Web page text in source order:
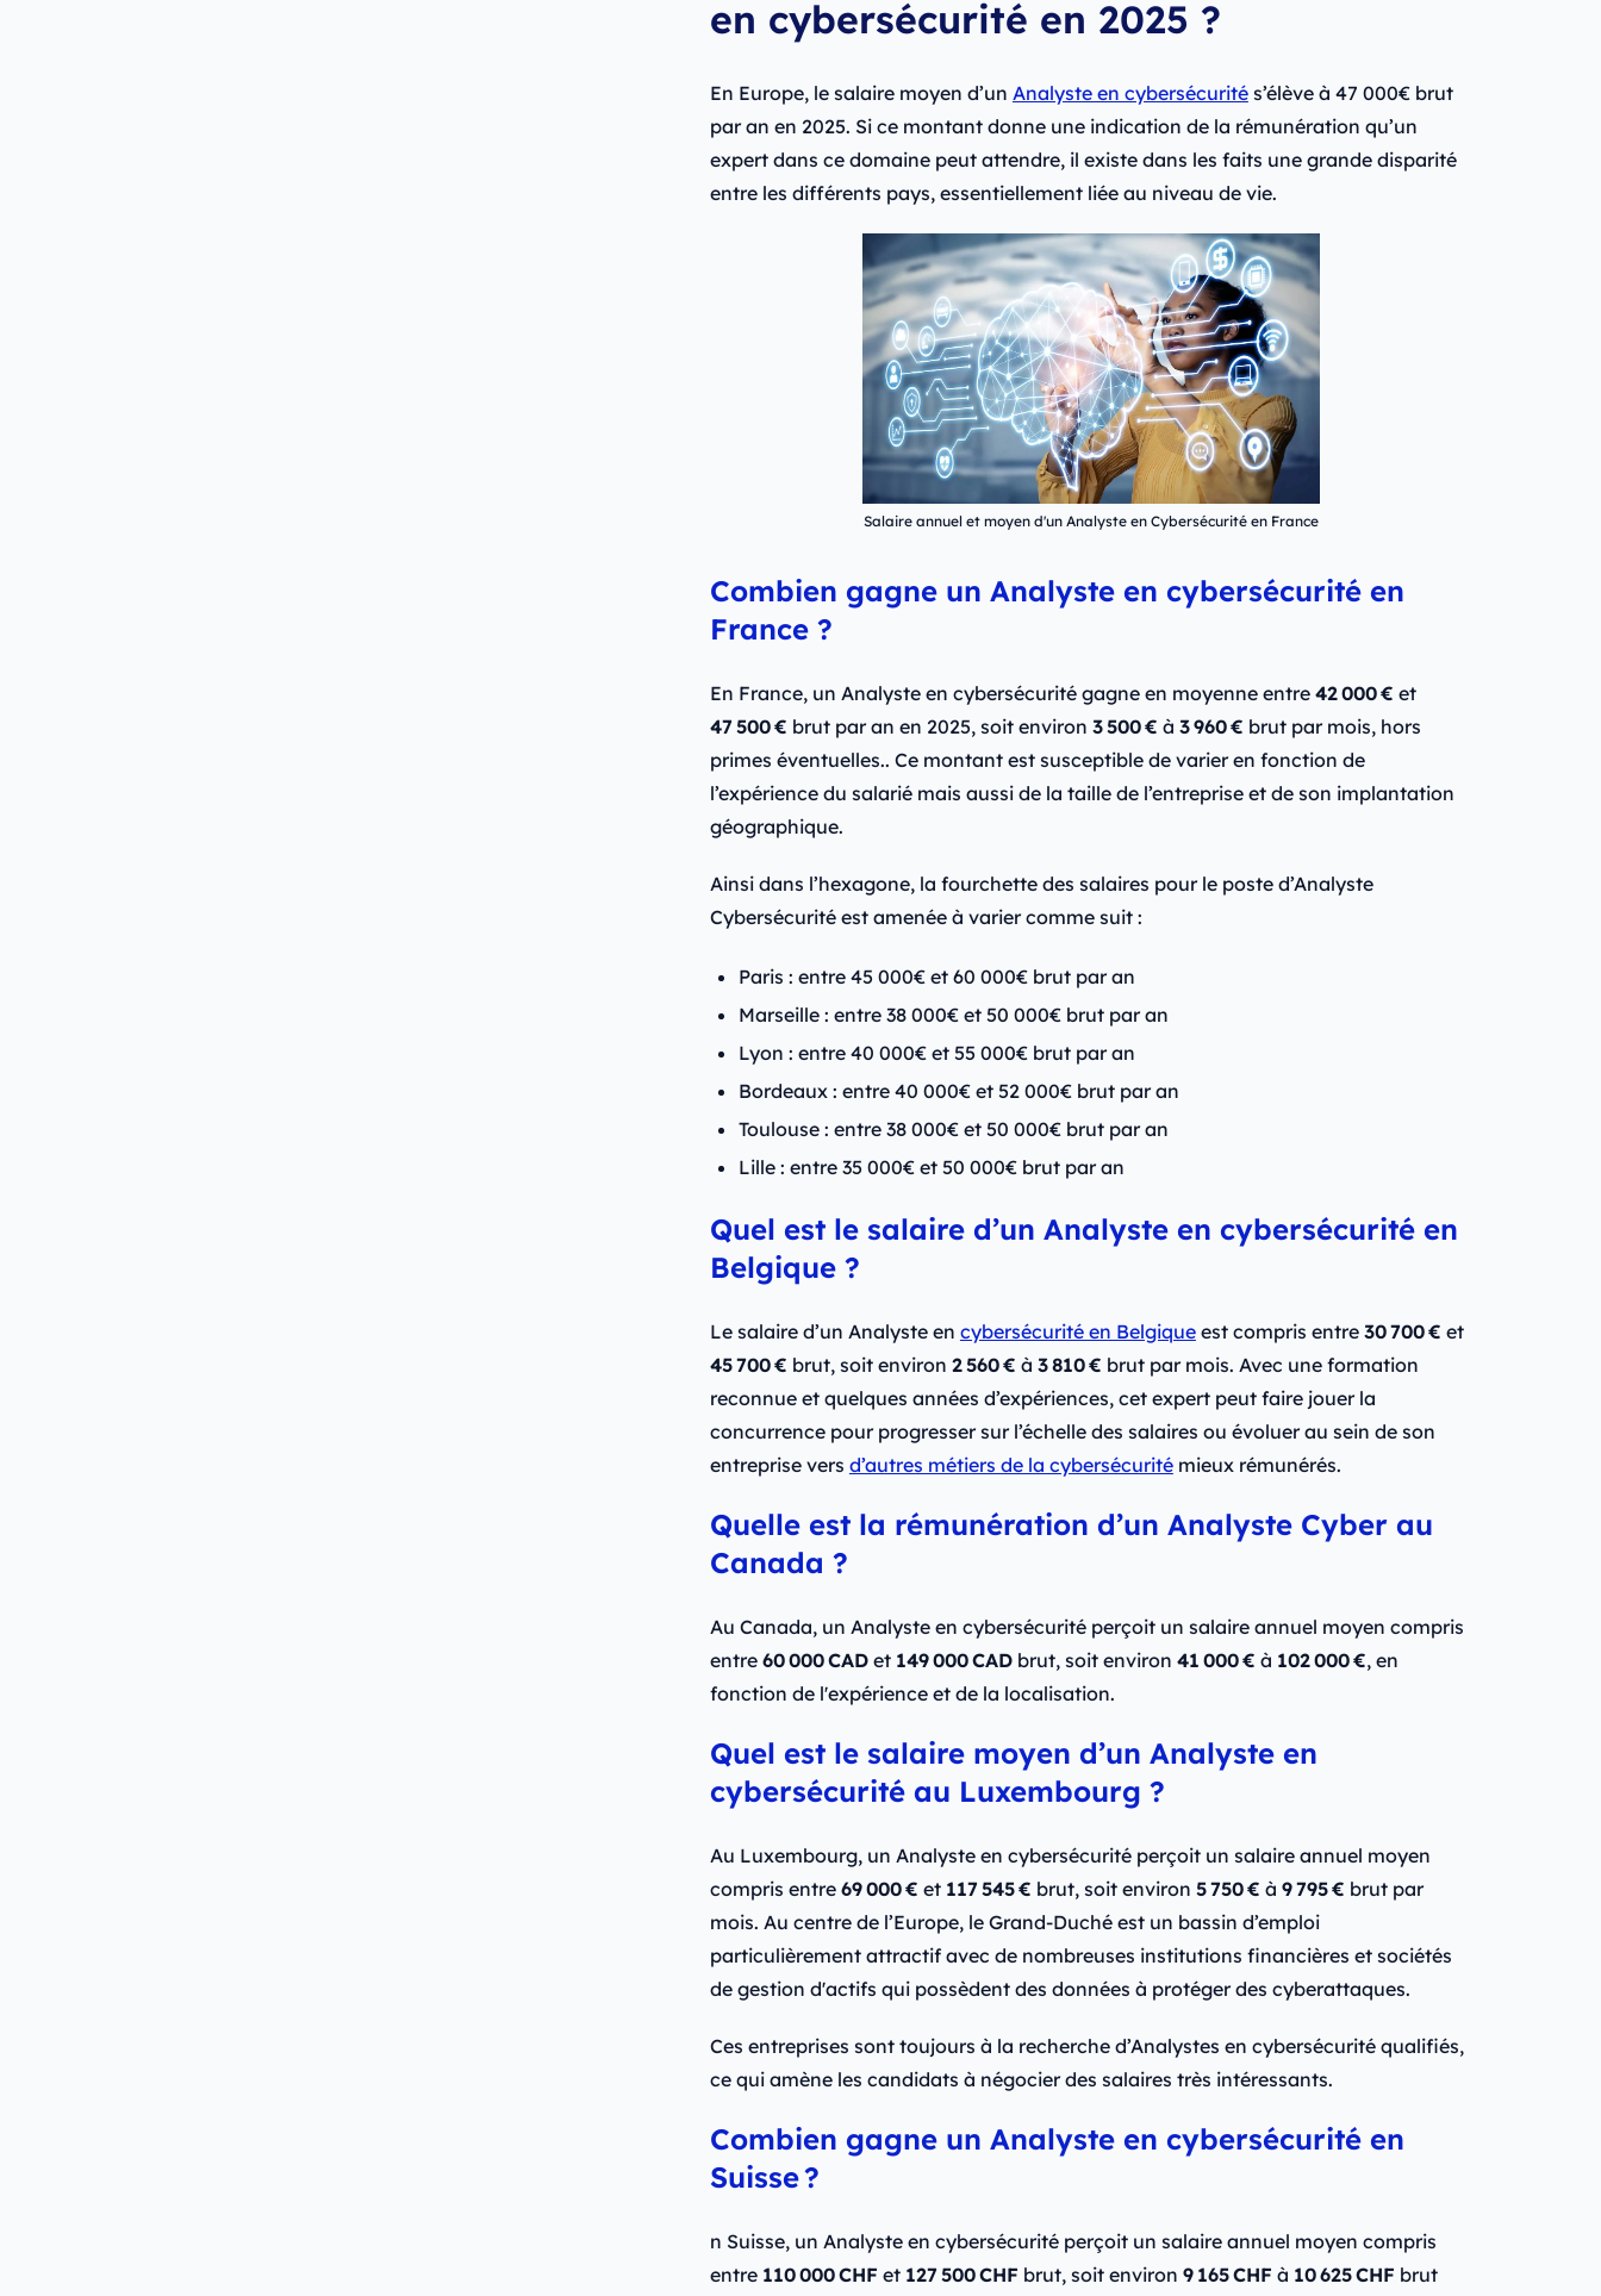
en cybersécurité en 2025 ?
En Europe, le salaire moyen d’un Analyste en cybersécurités’élève à 47 000€ brut
par an en 2025. Si ce montant donne une indication de la rémunération qu’un
expert dans ce domaine peut attendre, il existe dans les faits une grande disparité
entre les différents pays, essentiellement liée au niveau de vie.
Salaire annuel et moyen d'un Analyste en Cybersécurité en France
Combien gagne un Analyste en cybersécurité en
France ?
En France, un Analyste en cybersécurité gagne en moyenne entre 42 000 € et
47 500 € brut par an en 2025, soit environ 3 500 € à 3 960 € brut par mois, hors
primes éventuelles.. Ce montant est susceptible de varier en fonction de
l’expérience du salarié mais aussi de la taille de l’entreprise et de son implantation
géographique.
Ainsi dans l’hexagone, la fourchette des salaires pour le poste d’Analyste
Cybersécurité est amenée à varier comme suit :
Paris : entre 45 000€ et 60 000€ brut par an
Marseille : entre 38 000€ et 50 000€ brut par an
Lyon : entre 40 000€ et 55 000€ brut par an
Bordeaux : entre 40 000€ et 52 000€ brut par an
Toulouse : entre 38 000€ et 50 000€ brut par an
Lille : entre 35 000€ et 50 000€ brut par an
Quel est le salaire d’un Analyste en cybersécurité en
Belgique ?
Le salaire d’un Analyste en cybersécurité en Belgiqueest compris entre 30 700 € et
45 700 € brut, soit environ 2 560 € à 3 810 € brut par mois. Avec une formation
reconnue et quelques années d’expériences, cet expert peut faire jouer la
concurrence pour progresser sur l’échelle des salaires ou évoluer au sein de son
entreprise vers d’autres métiers de la cybersécuritémieux rémunérés.
Quelle est la rémunération d’un Analyste Cyber au
Canada ?
Au Canada, un Analyste en cybersécurité perçoit un salaire annuel moyen compris
entre 60 000 CADet 149 000 CADbrut, soit environ 41 000 € à 102 000 €, en
fonction de l'expérience et de la localisation.
Quel est le salaire moyen d’un Analyste en
cybersécurité au Luxembourg ?
Au Luxembourg, un Analyste en cybersécurité perçoit un salaire annuel moyen
compris entre 69 000 € et 117 545 € brut, soit environ 5 750 € à 9 795 € brut par
mois. Au centre de l’Europe, le Grand-Duché est un bassin d’emploi
particulièrement attractif avec de nombreuses institutions financières et sociétés
de gestion d'actifs qui possèdent des données à protéger des cyberattaques.
Ces entreprises sont toujours à la recherche d’Analystes en cybersécurité qualifiés,
ce qui amène les candidats à négocier des salaires très intéressants.
Combien gagne un Analyste en cybersécurité en
Suisse ?
n Suisse, un Analyste en cybersécurité perçoit un salaire annuel moyen compris
entre 110 000 CHF et 127 500 CHF brut, soit environ 9 165 CHF à 10 625 CHF brut